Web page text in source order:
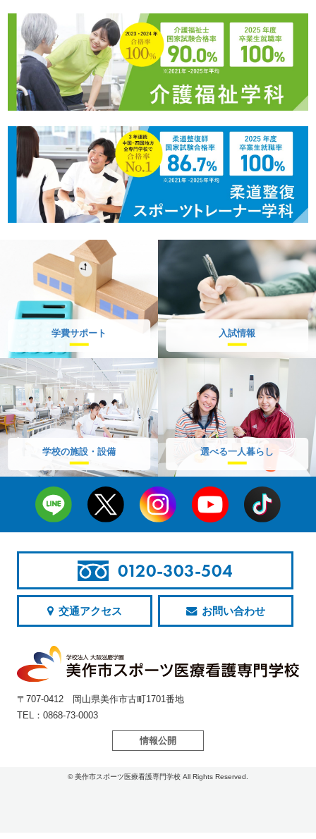
学費サポート 入試情報
学校の施設・設備 選べる一人暮らし
0120-303-504
交通アクセス お問い合わせ
〒707-0412 岡山県美作市古町1701番地
TEL：0868-73-0003
情報公開
© 美作市スポーツ医療看護専門学校 All Rights Reserved.